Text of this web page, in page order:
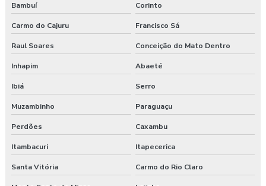
Treinamento de ergonomia
Treinamento ergonomia levantamento de peso
Treinamento de integração nr 31
Treinamento nr 31
Treinamento nr 5
Treinamento online nr 10 Segurança Eletricidade
Bambuí Corinto
Carmo do Cajuru Francisco Sá
Raul Soares Conceição do Mato Dentro
Inhapim Abaeté
Ibiá Serro
Muzambinho Paraguaçu
Perdões Caxambu
Itambacuri Itapecerica
Santa Vitória Carmo do Rio Claro